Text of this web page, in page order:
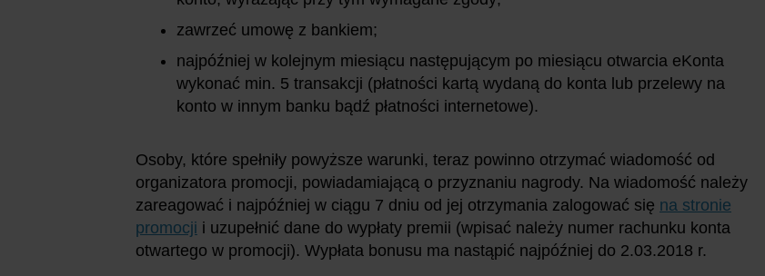
zawrzeć umowę z bankiem;
najpóźniej w kolejnym miesiącu następującym po miesiącu otwarcia eKonta
wykonać min. 5 transakcji (płatności kartą wydaną do konta lub przelewy na
konto w innym banku bądź płatności internetowe).
Osoby, które spełniły powyższe warunki, teraz powinno otrzymać wiadomość od
organizatora promocji, powiadamiającą o przyznaniu nagrody. Na wiadomość należy
zareagować i najpóźniej w ciągu 7 dniu od jej otrzymania zalogować się na stronie
promocji i uzupełnić dane do wypłaty premii (wpisać należy numer rachunku konta
otwartego w promocji). Wypłata bonusu ma nastąpić najpóźniej do 2.03.2018 r.